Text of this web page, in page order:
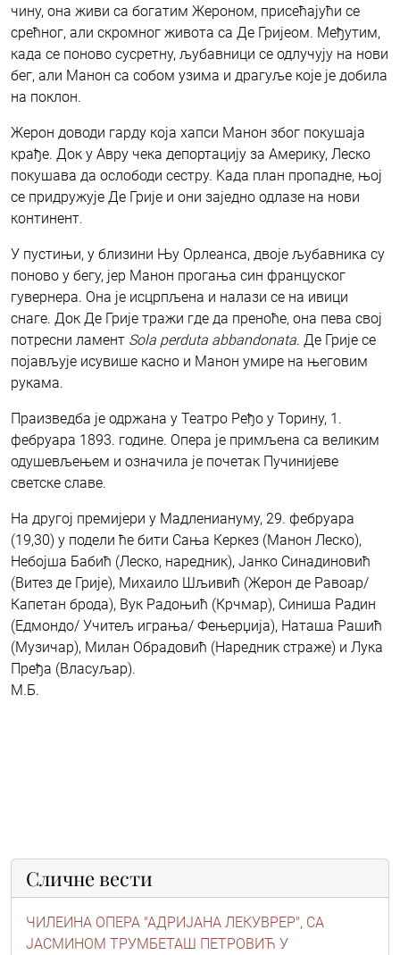
чину, она живи са богатим Жероном, присећајући се
срећног, али скромног живота са Де Гријеом. Међутим,
када се поново сусретну, љубавници се одлучују на нови
бег, али Манон са собом узима и драгуље које је добила
на поклон.
Жерон доводи гарду која хапси Манон због покушаја
крађе. Док у Авру чека депортацију за Америку, Леско
покушава да ослободи сестру. Kада план пропадне, њој
се придружује Де Грије и они заједно одлазе на нови
континент.
У пустињи, у близини Њу Орлеанса, двоје љубавника су
поново у бегу, јер Манон прогања син француског
гувернера. Она је исцрпљена и налази се на ивици
снаге. Док Де Грије тражи где да преноће, она пева свој
потресни ламент Sola perduta abbandonata. Де Грије се
појављује исувише касно и Манон умире на његовим
рукама.
Праизведба је одржана у Театро Ређо у Торину, 1.
фебруара 1893. године. Опера је примљена са великим
одушевљењем и означила је почетак Пучинијеве
светске славе.
На другој премијери у Мадлениануму, 29. фебруара
(19,30) у подели ће бити Сања Керкез (Манон Леско),
Небојша Бабић (Леско, наредник), Јанко Синадиновић
(Витез де Грије), Михаило Шљивић (Жерон де Равоар/
Капетан брода), Вук Радоњић (Крчмар), Синиша Радин
(Едмондо/ Учитељ играња/ Фењерџија), Наташа Рашић
(Музичар), Милан Обрадовић (Наредник страже) и Лука
Пређа (Власуљар).
М.Б.
Сличне вести
ЧИЛЕИНА ОПЕРА "АДРИЈАНА ЛЕКУВРЕР", СА
ЈАСМИНОМ ТРУМБЕТАШ ПЕТРОВИЋ У